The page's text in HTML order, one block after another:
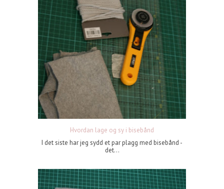
Hvordan lage og sy i bisebånd
I det siste har jeg sydd et par plagg med bisebånd -
det...